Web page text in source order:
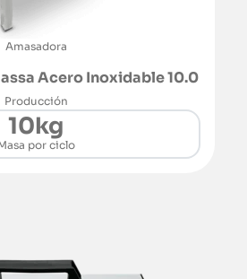
Amasadora
Acero Inoxidable 10.0
Producción
10kg
por ciclo